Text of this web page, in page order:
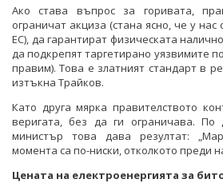
Ако става въпрос за горивата,
ограничат акциза (стана ясно, че у нас
ЕС), да гарантират физическата
да подкрепят таргетирано уязвимите
правим). Това е златният стандарт в
изтъкна Трайков.
Като друга мярка правителството
веригата, без да ги ограничава. По
министър това дава резултат:
момента са по-ниски, отколкото преди
Цената на електроенергията за